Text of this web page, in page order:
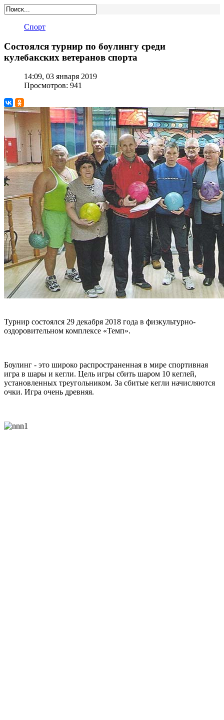
Спорт
Состоялся турнир по боулингу среди
кулебакских ветеранов спорта
14:09, 03 января 2019
Просмотров: 941
Турнир состоялся 29 декабря 2018 года в физкультурно-
оздоровительном комплексе «Темп».
Боулинг - это широко распространенная в мире спортивная
игра в шары и кегли. Цель игры сбить шаром 10 кеглей,
установленных треугольником. За сбитые кегли начисляются
очки. Игра очень древняя.